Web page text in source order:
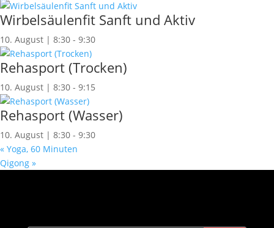
Wirbelsäulenfit Sanft und Aktiv
10. August | 8:30 - 9:30
Rehasport (Trocken)
10. August | 8:30 - 9:15
Rehasport (Wasser)
10. August | 8:30 - 9:30
« Yoga, 60 Minuten
Qigong »